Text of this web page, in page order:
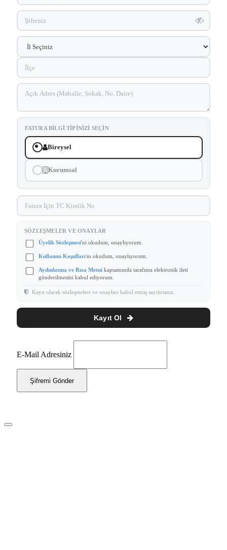
FATURA BILGI TIPINIZI SEÇIN
Bireysel
Kurumsal
SÖZLEŞMELER VE ONAYLAR
Üyelik Sözleşmesi'ni okudum, onaylıyorum.
Kullanım Koşulları'nı okudum, onaylıyorum.
Aydınlatma ve Rıza Metni kapsamında tarafıma elektronik ileti
gönderilmesini kabul ediyorum.
Kayıt olarak sözleşmeleri ve onayları kabul etmiş sayılırsınız.
Kayıt Ol
E-Mail Adresiniz
Şifremi Gönder